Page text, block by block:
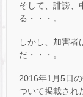
そして、誹謗、
る・・・。
しかし、加害者
だ・・・。
2016年1月5日
ついて掲載され